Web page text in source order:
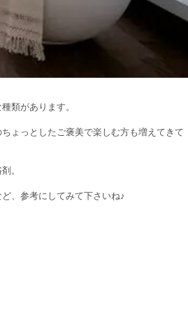
類があります。
ょっとしたご褒美で楽しむ方も増えてきて
。
、参考にしてみて下さいね♪